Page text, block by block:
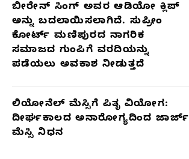
ಬೀರೇನ್ ಸಿಂಗ್ ಅವರ ಆಡಿಯೋ ಕ್ಲಿಪ್
ಅನ್ನು ಬದಲಾಯಿಸಲಾಗಿದೆ. ಸುಪ್ರೀಂ
ಕೋರ್ಟ್ ಮಣಿಪುರದ ನಾಗರಿಕ
ಸಮಾಜದ ಗುಂಪಿಗೆ ವರದಿಯನ್ನು
ಪಡೆಯಲು ಅವಕಾಶ ನೀಡುತ್ತದೆ
ಲಿಯೋನೆಲ್ ಮೆಸ್ಸಿಗೆ ಪಿತೃ ವಿಯೋಗ:
ದೀರ್ಘಕಾಲದ ಅನಾರೋಗ್ಯದಿಂದ ಜಾರ್ಜ್
ಮೆಸ್ಸಿ ನಿಧನ